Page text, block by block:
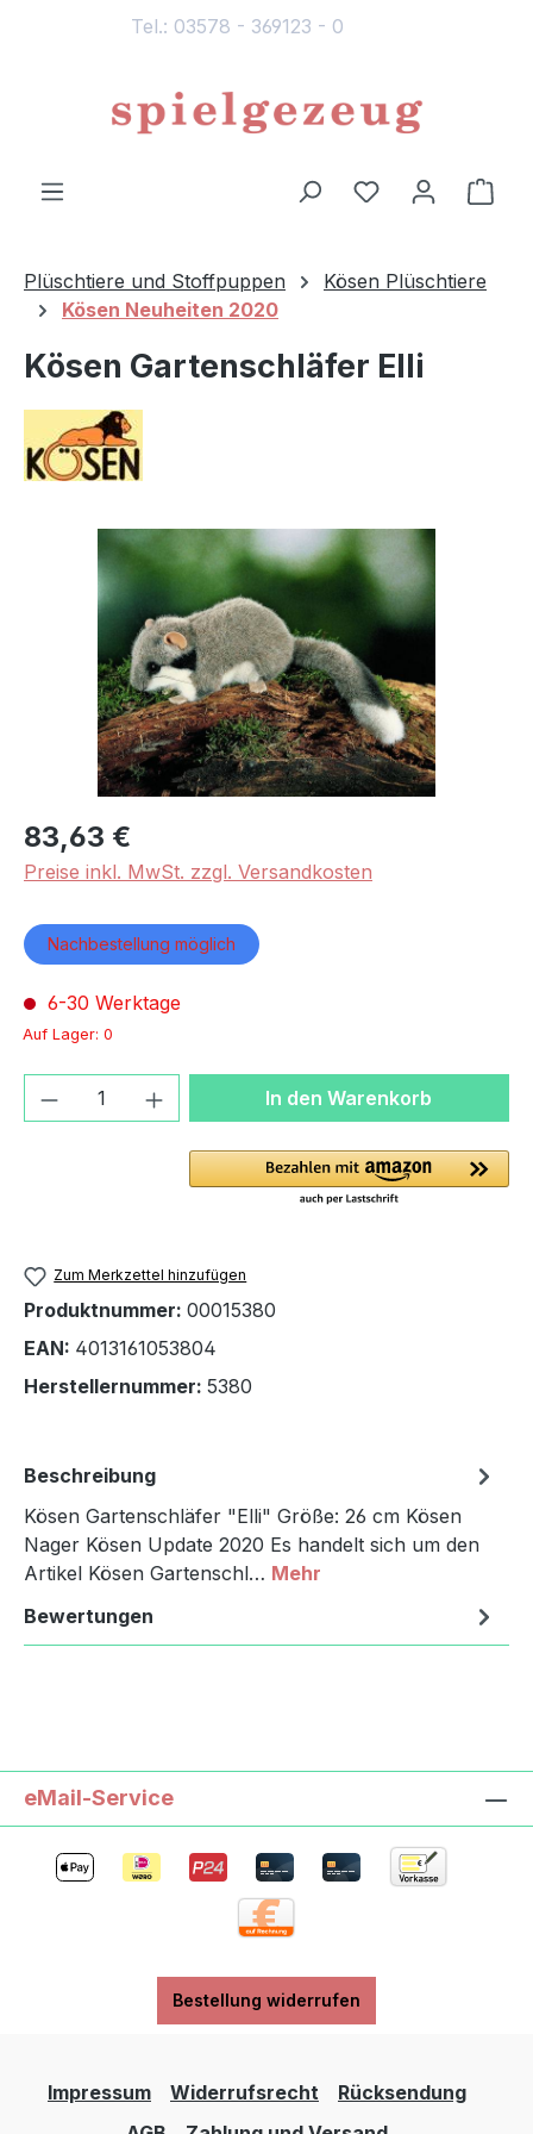
Tel.: 03578 - 369123 - 0
Du hast 0
Plüschtiere und Stoffpuppen
Kösen Plüschtiere
Kösen Neuheiten 2020
Kösen Gartenschläfer Elli
Bildergalerie überspringen
83,63 €
Preise inkl. MwSt. zzgl. Versandkosten
Nachbestellung möglich
6-30 Werktage
Auf Lager: 0
Produkt Anzahl: Gib denIn den Warenkorb
Zum Merkzettel hinzufügen
Produktnummer: 00015380
EAN: 4013161053804
Herstellernummer: 5380
Beschreibung
Kösen Gartenschläfer "Elli" Größe: 26 cm Kösen
Nager Kösen Update 2020 Es handelt sich um den
Artikel Kösen Gartenschl… Mehr
Bewertungen
eMail-Service
Bestellung widerrufen
Impressum Widerrufsrecht
Rücksendung